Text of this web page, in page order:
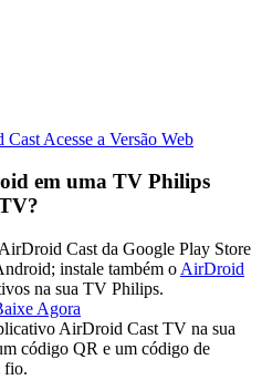
Cast Acesse a Versão Web
em uma TV Philips
Cast da Google Play Store
instale também o AirDroid
na sua TV Philips.
Agora
AirDroid Cast TV na sua
código QR e um código de
fio.